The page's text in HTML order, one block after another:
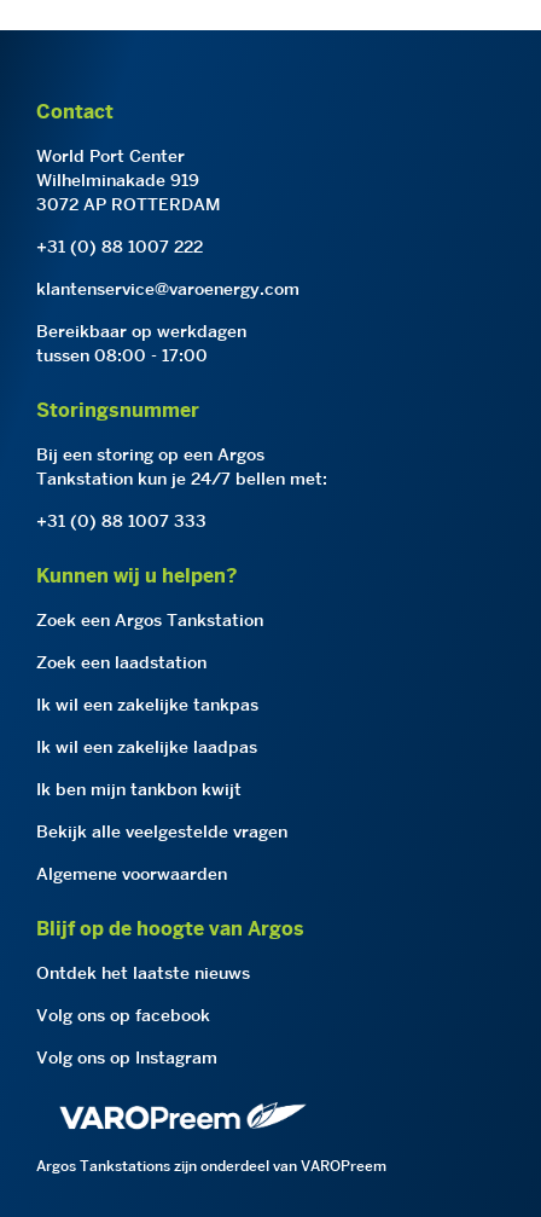
Contact
World Port Center
Wilhelminakade 919
3072 AP ROTTERDAM
+31 (0) 88 1007 222
klantenservice@varoenergy.com
Bereikbaar op werkdagen
tussen 08:00 - 17:00
Storingsnummer
Bij een storing op een Argos
Tankstation kun je 24/7 bellen met:
+31 (0) 88 1007 333
Kunnen wij u helpen?
Zoek een Argos Tankstation
Zoek een laadstation
Ik wil een zakelijke tankpas
Ik wil een zakelijke laadpas
Ik ben mijn tankbon kwijt
Bekijk alle veelgestelde vragen
Algemene voorwaarden
Blijf op de hoogte van Argos
Ontdek het laatste nieuws
Volg ons op facebook
Volg ons op Instagram
Argos Tankstations zijn onderdeel van VAROPreem